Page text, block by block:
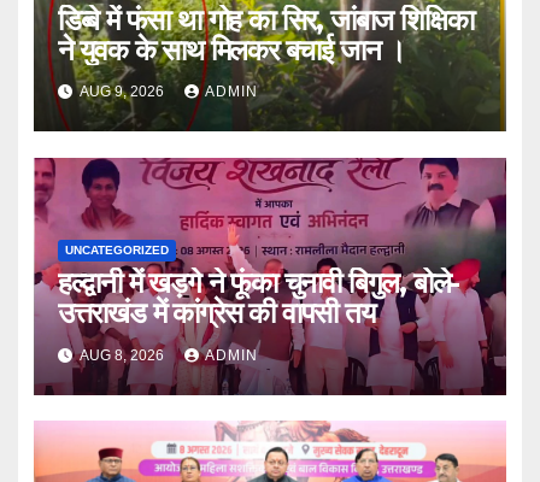
डिब्बे में फंसा था गोह का सिर, जांबाज शिक्षिका
ने युवक के साथ मिलकर बचाई जान ।
AUG 9, 2026 ADMIN
UNCATEGORIZED
हल्द्वानी में खड़गे ने फूंका चुनावी बिगुल, बोले-
उत्तराखंड में कांग्रेस की वापसी तय
AUG 8, 2026 ADMIN